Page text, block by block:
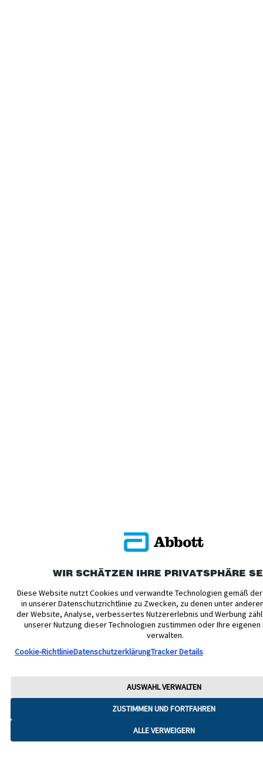
WIR SCHÄTZEN IHRE PRIVATSPHÄRE
Diese Website nutzt Cookies und verwandte Technologien gemäß
in unserer Datenschutzrichtlinie zu Zwecken, zu denen unter
der Website, Analyse, verbessertes Nutzererlebnis und Werbung
unserer Nutzung dieser Technologien zustimmen oder Ihre
verwalten.
Cookie-RichtlinieDatenschutzerklärungTracker Details
ZUSTIMMEN UND FORTFAHREN
ALLE VERWEIGERN
AUSWAHL VERWALTEN